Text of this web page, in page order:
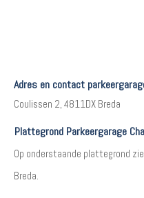
Adres en contact
Coulissen 2, 4811DX Breda
Plattegrond Parkeergarage
Op onderstaande plattegrond
Breda.